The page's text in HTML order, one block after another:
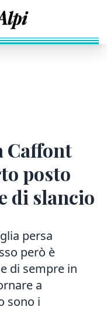
Caffont
posto
di slancio
persa
però è
di sempre in
a
sono i